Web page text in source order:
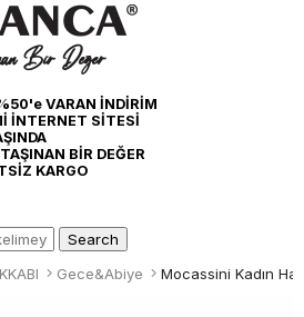
VARAN İNDİRİM
İNTERNET SİTESİ
BİR DEĞER
KARGO
Gece&Abiye